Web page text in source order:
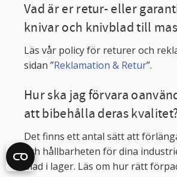
Vad är er retur- eller
knivar och knivblad till
Läs vår policy för returer och
sidan ”Reklamation & Retur”.
Hur ska jag förvara
att bibehålla deras
Det finns ett antal sätt att
och hållbarheten för dina
blad i lager. Läs om hur rätt